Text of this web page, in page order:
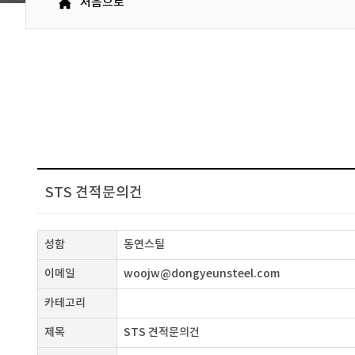
처음으로
STS 견적문의건
성함 동연스틸
이메일 woojw@dongyeunsteel.com
카테고리
제목 STS 견적문의건